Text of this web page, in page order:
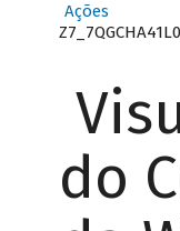
Ações
do